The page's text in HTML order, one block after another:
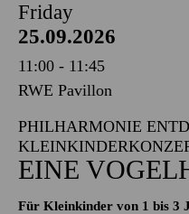
Friday
25.09.2026
11:00 - 11:45
RWE Pavillon
PHILHARMONIE
EINE
Für Kleinkinder von 1 bis 3